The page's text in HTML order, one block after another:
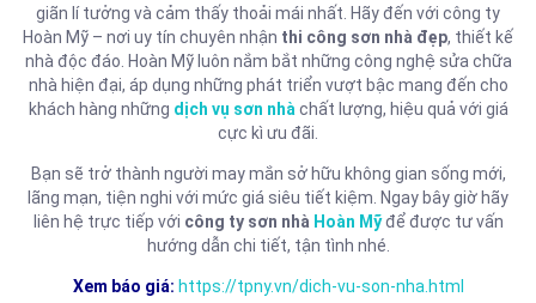
giãn lí tưởng và cảm thấy thoải mái nhất. Hãy đến với công ty
Hoàn Mỹ – nơi uy tín chuyên nhận thi công sơn nhà đẹp, thiết kế
nhà độc đáo. Hoàn Mỹ luôn nắm bắt những công nghệ sửa chữa
nhà hiện đại, áp dụng những phát triển vượt bậc mang đến cho
khách hàng những dịch vụ sơn nhà chất lượng, hiệu quả với giá
cực kì ưu đãi.
Bạn sẽ trở thành người may mắn sở hữu không gian sống mới,
lãng mạn, tiện nghi với mức giá siêu tiết kiệm. Ngay bây giờ hãy
liên hệ trực tiếp với công ty sơn nhà Hoàn Mỹđể được tư vấn
hướng dẫn chi tiết, tận tình nhé.
Xem báo giá: https://tpny.vn/dich-vu-son-nha.html